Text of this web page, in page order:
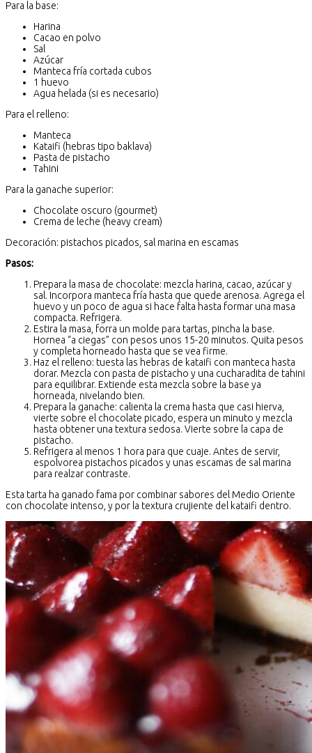
Para la base:
Harina
Cacao en polvo
Sal
Azúcar
Manteca fría cortada cubos
1 huevo
Agua helada (si es necesario)
Para el relleno:
Manteca
Kataifi (hebras tipo baklava)
Pasta de pistacho
Tahini
Para la ganache superior:
Chocolate oscuro (gourmet)
Crema de leche (heavy cream)
Decoración: pistachos picados, sal marina en escamas
Pasos:
Prepara la masa de chocolate: mezcla harina, cacao, azúcar y
sal. Incorpora manteca fría hasta que quede arenosa. Agrega el
huevo y un poco de agua si hace falta hasta formar una masa
compacta. Refrigera.
Estira la masa, forra un molde para tartas, pincha la base.
Hornea “a ciegas” con pesos unos 15-20 minutos. Quita pesos
y completa horneado hasta que se vea firme.
Haz el relleno: tuesta las hebras de kataifi con manteca hasta
dorar. Mezcla con pasta de pistacho y una cucharadita de tahini
para equilibrar. Extiende esta mezcla sobre la base ya
horneada, nivelando bien.
Prepara la ganache: calienta la crema hasta que casi hierva,
vierte sobre el chocolate picado, espera un minuto y mezcla
hasta obtener una textura sedosa. Vierte sobre la capa de
pistacho.
Refrigera al menos 1 hora para que cuaje. Antes de servir,
espolvorea pistachos picados y unas escamas de sal marina
para realzar contraste.
Esta tarta ha ganado fama por combinar sabores del Medio Oriente
con chocolate intenso, y por la textura crujiente del kataifi dentro.